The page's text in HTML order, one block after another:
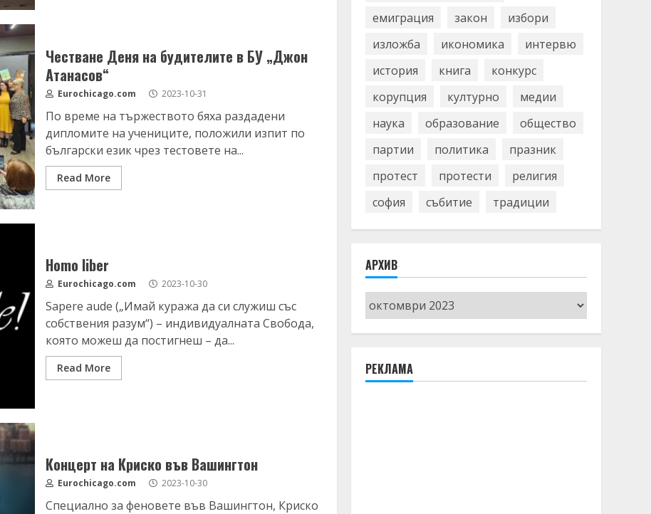
Честване Деня на будителите в БУ „Джон
Атанасов“
Eurochicago.com 2023-10-31
По време на тържеството бяха раздадени
дипломите на учениците, положили изпит по
български език чрез тестовете на...
Read More
Homo liber
Eurochicago.com 2023-10-30
Sapere aude („Имай куража да си служиш със
собствения разум“) – индивидуалната Свобода,
която можеш да постигнеш – да...
Read More
Концерт на Криско във Вашингтон
Eurochicago.com 2023-10-30
Специално за феновете във Вашингтон, Криско
емиграция
закон
избори
изложба
икономика
интервю
история
книга
конкурс
корупция
културно
медии
наука
образование
общество
партии
политика
празник
протест
протести
религия
софия
събитие традиции
АРХИВ
Архив
РЕКЛАМА